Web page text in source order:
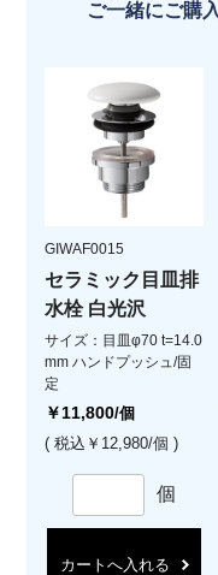
ご一緒にご購
GIWAF0015
セラミック目皿排
水栓 白光沢
サイズ：目皿φ70 t=14.0
mm ハンドプッシュ/固
定
￥11,800/個
( 税込￥12,980/個 )
個
カートへ入れる